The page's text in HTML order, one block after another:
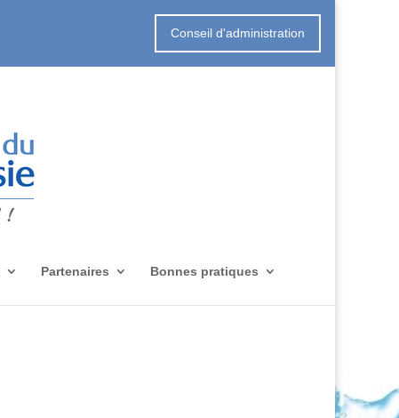
Conseil d'administration
Partenaires Bonnes pratiques